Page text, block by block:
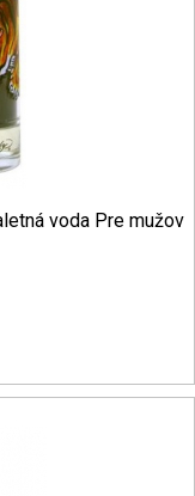
voda Pre mužov